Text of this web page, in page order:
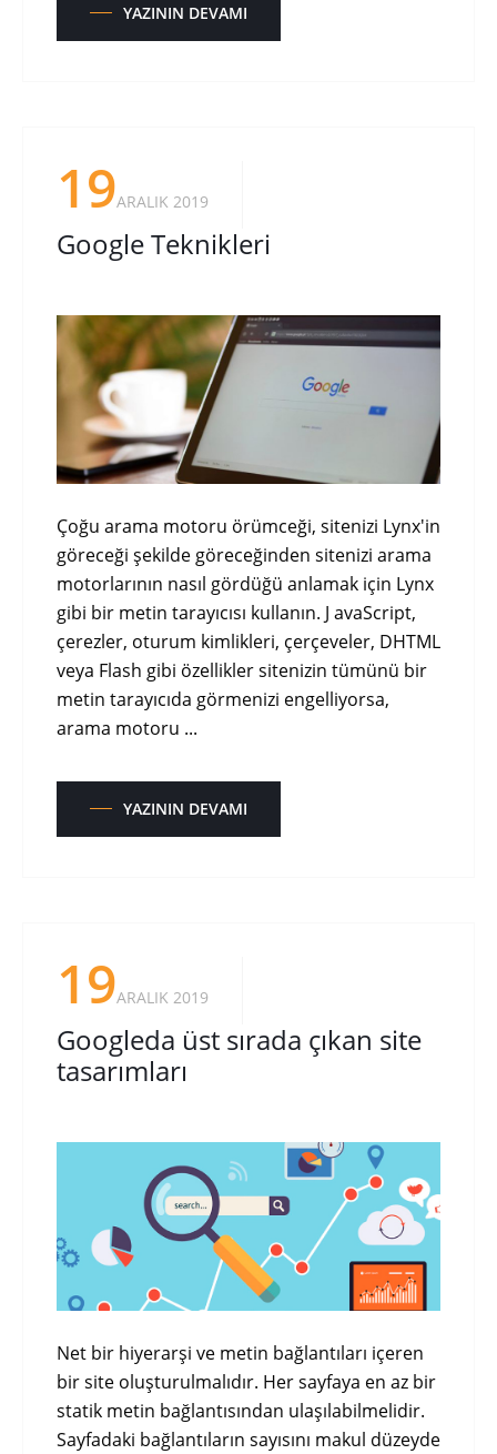
YAZININ DEVAMI
19ARALIK 2019
Google Teknikleri
Çoğu arama motoru örümceği, sitenizi Lynx'in
göreceği şekilde göreceğinden sitenizi arama
motorlarının nasıl gördüğü anlamak için Lynx
gibi bir metin tarayıcısı kullanın. J avaScript,
çerezler, oturum kimlikleri, çerçeveler, DHTML
veya Flash gibi özellikler sitenizin tümünü bir
metin tarayıcıda görmenizi engelliyorsa,
arama motoru ...
YAZININ DEVAMI
19ARALIK 2019
Googleda üst sırada çıkan site
tasarımları
Net bir hiyerarşi ve metin bağlantıları içeren
bir site oluşturulmalıdır. Her sayfaya en az bir
statik metin bağlantısından ulaşılabilmelidir.
Sayfadaki bağlantıların sayısını makul düzeyde